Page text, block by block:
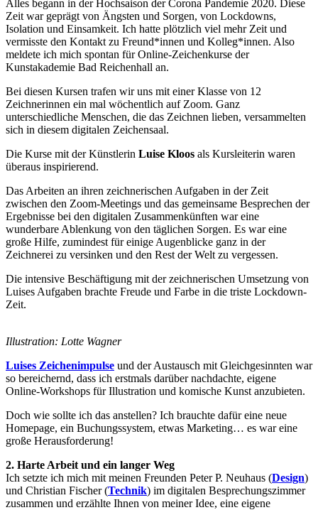
Alles begann in der Hochsaison der Corona Pandemie 2020. Diese
Zeit war geprägt von Ängsten und Sorgen, von Lockdowns,
Isolation und Einsamkeit. Ich hatte plötzlich viel mehr Zeit und
vermisste den Kontakt zu Freund*innen und Kolleg*innen. Also
meldete ich mich spontan für Online-Zeichenkurse der
Kunstakademie Bad Reichenhall an.
Bei diesen Kursen trafen wir uns mit einer Klasse von 12
Zeichnerinnen ein mal wöchentlich auf Zoom. Ganz
unterschiedliche Menschen, die das Zeichnen lieben, versammelten
sich in diesem digitalen Zeichensaal.
Die Kurse mit der Künstlerin Luise Kloos als Kursleiterin waren
überaus inspirierend.
Das Arbeiten an ihren zeichnerischen Aufgaben in der Zeit
zwischen den Zoom-Meetings und das gemeinsame Besprechen der
Ergebnisse bei den digitalen Zusammenkünften war eine
wunderbare Ablenkung von den täglichen Sorgen. Es war eine
große Hilfe, zumindest für einige Augenblicke ganz in der
Zeichnerei zu versinken und den Rest der Welt zu vergessen.
Die intensive Beschäftigung mit der zeichnerischen Umsetzung von
Luises Aufgaben brachte Freude und Farbe in die triste Lockdown-
Zeit.
Illustration: Lotte Wagner
Luises Zeichenimpulse und der Austausch mit Gleichgesinnten war
so bereichernd, dass ich erstmals darüber nachdachte, eigene
Online-Workshops für Illustration und komische Kunst anzubieten.
Doch wie sollte ich das anstellen? Ich brauchte dafür eine neue
Homepage, ein Buchungssystem, etwas Marketing… es war eine
große Herausforderung!
2. Harte Arbeit und ein langer Weg
Ich setzte ich mich mit meinen Freunden Peter P. Neuhaus (Design)
und Christian Fischer (Technik) im digitalen Besprechungszimmer
zusammen und erzählte Ihnen von meiner Idee, eine eigene